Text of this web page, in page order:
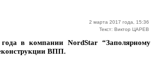
2 марта 2017 года, 15:36
Текст: Виктор ЦАРЕВ
в компании NordStar “Заполярному
ВПП.